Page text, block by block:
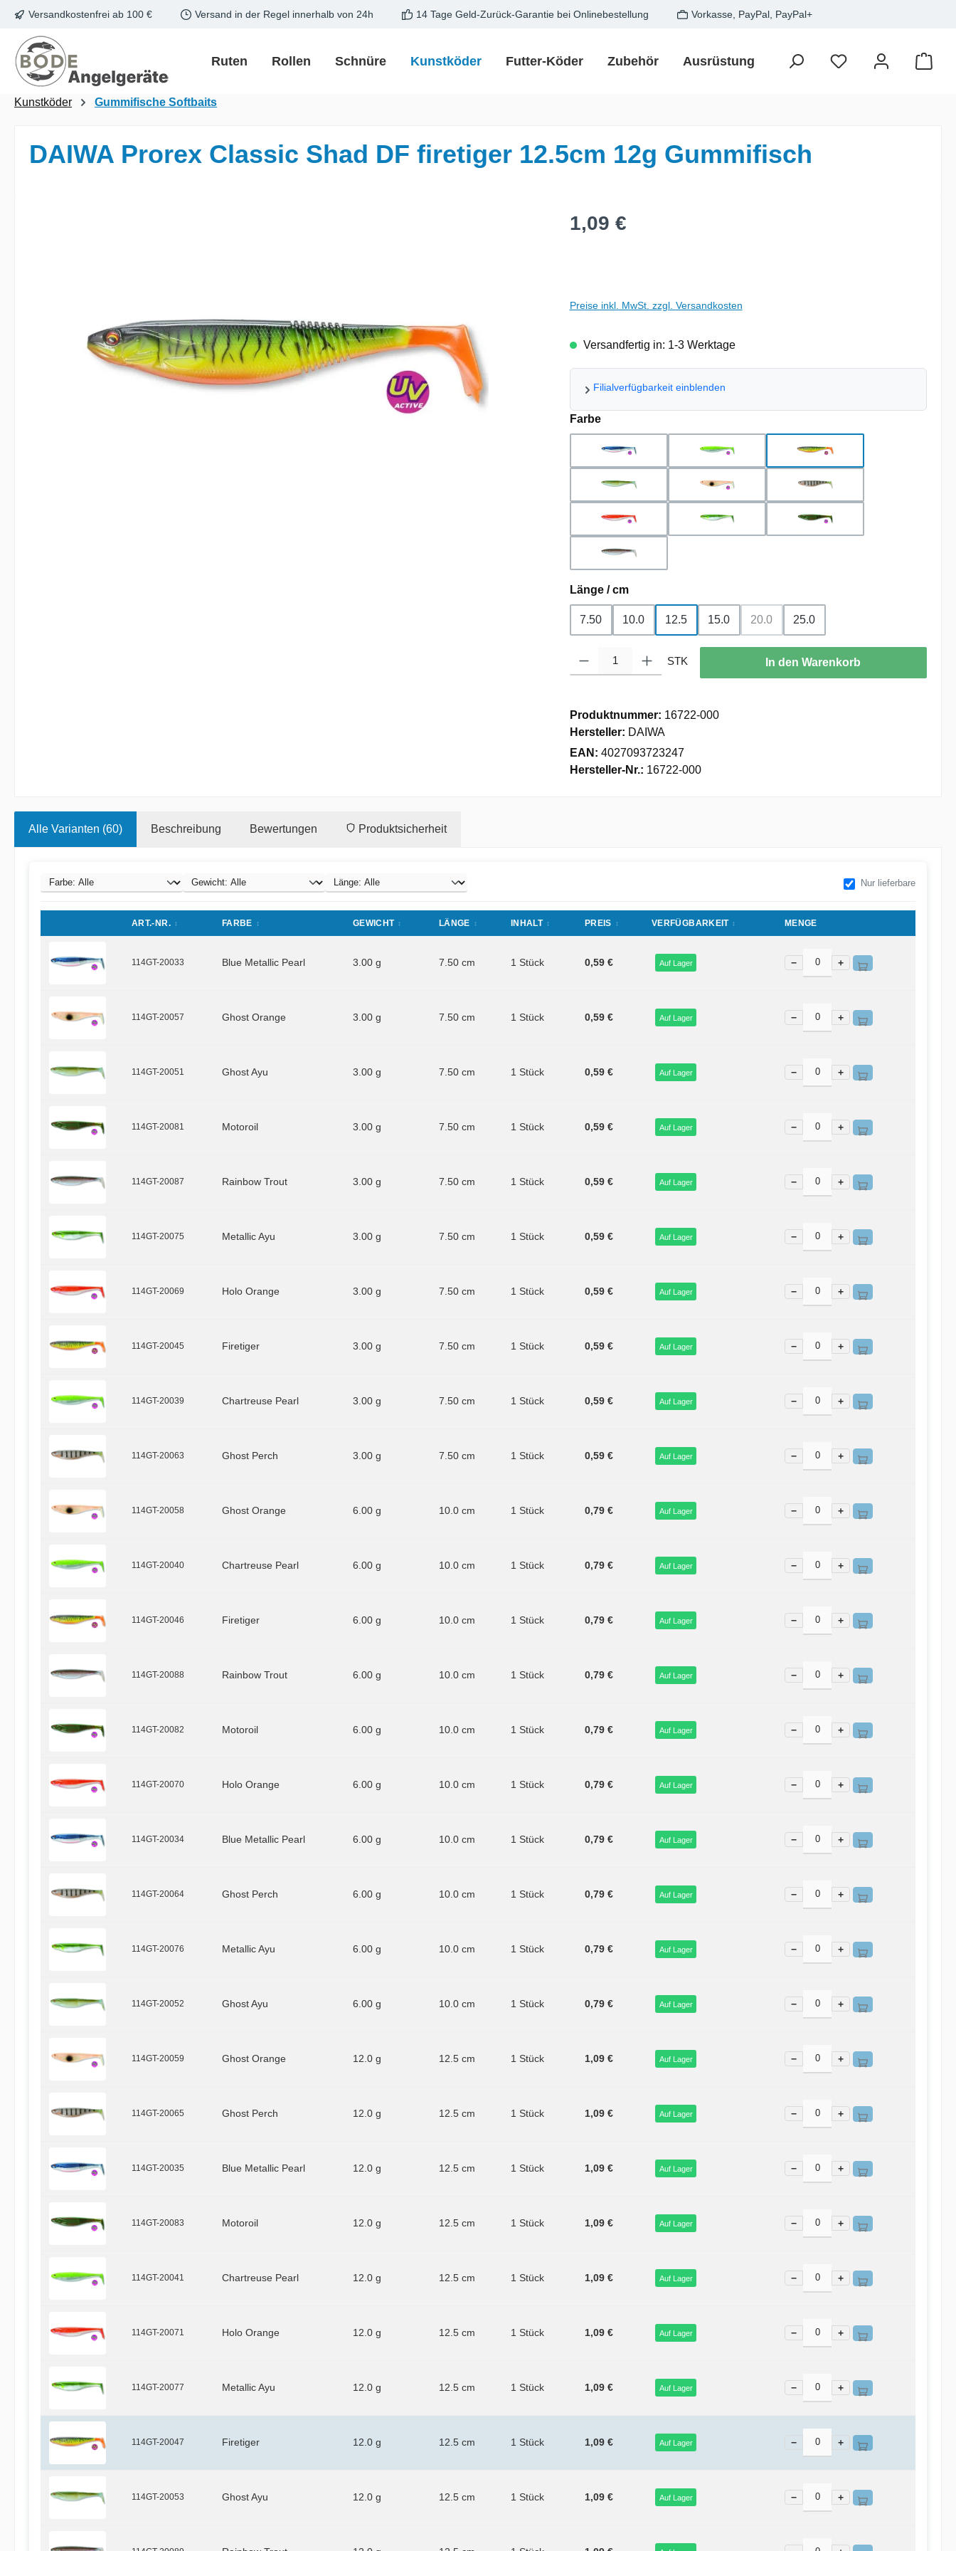
Hauptinhalt springen
Zur Suche springen
Zur Hauptnavigation springen
Versandkostenfrei ab 100 € Versand in der Regel innerhalb von 24h 14 Tage Geld-Zurück-Garantie bei Onlinebestellung Vorkasse, PayPal, PayPal+
Ruten Rollen Schnüre Kunstköder Futter-Köder Zubehör Ausrüstung Zielfisch SALE
Kunstköder Gummifische Softbaits
DAIWA Prorex Classic Shad DF firetiger 12.5cm 12g Gummifisch
Regulärer Preis:
1,09 €
Preise inkl. MwSt. zzgl. Versandkosten
Versandfertig in: 1-3 Werktage
Filialverfügbarkeit einblenden
Farbeauswählen
blue metallic pearl chartreuse pearl firetiger
ghost ayu ghost orange ghost perch
holo orange metallic ayu motor oil
rainbow trout
Länge / cmauswählen
7.50 10.0 12.5 15.0 20.0 25.0
Produkt Anzahl: Gib den gewünschten Wert ein oder benutze die Schaltflächen um
STK In den Warenkorb
Produktnummer: 16722-000
Hersteller: DAIWA
EAN: 4027093723247
Hersteller-Nr.: 16722-000
Alle Varianten (60) Beschreibung Bewertungen Produktsicherheit
Nur lieferbare
ART.-NR. FARBE GEWICHT LÄNGE INHALT PREIS VERFÜGBARKEIT MENGE
114GT-20033 Blue Metallic Pearl 3.00 g 7.50 cm 1 Stück 0,59 € Auf Lager − +
114GT-20057 Ghost Orange 3.00 g 7.50 cm 1 Stück 0,59 € Auf Lager − +
114GT-20051 Ghost Ayu 3.00 g 7.50 cm 1 Stück 0,59 € Auf Lager − +
114GT-20081 Motoroil 3.00 g 7.50 cm 1 Stück 0,59 € Auf Lager − +
114GT-20087 Rainbow Trout 3.00 g 7.50 cm 1 Stück 0,59 € Auf Lager − +
114GT-20075 Metallic Ayu 3.00 g 7.50 cm 1 Stück 0,59 € Auf Lager − +
114GT-20069 Holo Orange 3.00 g 7.50 cm 1 Stück 0,59 € Auf Lager − +
114GT-20045 Firetiger 3.00 g 7.50 cm 1 Stück 0,59 € Auf Lager − +
114GT-20039 Chartreuse Pearl 3.00 g 7.50 cm 1 Stück 0,59 € Auf Lager − +
114GT-20063 Ghost Perch 3.00 g 7.50 cm 1 Stück 0,59 € Auf Lager − +
114GT-20058 Ghost Orange 6.00 g 10.0 cm 1 Stück 0,79 € Auf Lager − +
114GT-20040 Chartreuse Pearl 6.00 g 10.0 cm 1 Stück 0,79 € Auf Lager − +
114GT-20046 Firetiger 6.00 g 10.0 cm 1 Stück 0,79 € Auf Lager − +
114GT-20088 Rainbow Trout 6.00 g 10.0 cm 1 Stück 0,79 € Auf Lager − +
114GT-20082 Motoroil 6.00 g 10.0 cm 1 Stück 0,79 € Auf Lager − +
114GT-20070 Holo Orange 6.00 g 10.0 cm 1 Stück 0,79 € Auf Lager − +
114GT-20034 Blue Metallic Pearl 6.00 g 10.0 cm 1 Stück 0,79 € Auf Lager − +
114GT-20064 Ghost Perch 6.00 g 10.0 cm 1 Stück 0,79 € Auf Lager − +
114GT-20076 Metallic Ayu 6.00 g 10.0 cm 1 Stück 0,79 € Auf Lager − +
114GT-20052 Ghost Ayu 6.00 g 10.0 cm 1 Stück 0,79 € Auf Lager − +
114GT-20059 Ghost Orange 12.0 g 12.5 cm 1 Stück 1,09 € Auf Lager − +
114GT-20065 Ghost Perch 12.0 g 12.5 cm 1 Stück 1,09 € Auf Lager − +
114GT-20035 Blue Metallic Pearl 12.0 g 12.5 cm 1 Stück 1,09 € Auf Lager − +
114GT-20083 Motoroil 12.0 g 12.5 cm 1 Stück 1,09 € Auf Lager − +
114GT-20041 Chartreuse Pearl 12.0 g 12.5 cm 1 Stück 1,09 € Auf Lager − +
114GT-20071 Holo Orange 12.0 g 12.5 cm 1 Stück 1,09 € Auf Lager − +
114GT-20077 Metallic Ayu 12.0 g 12.5 cm 1 Stück 1,09 € Auf Lager − +
114GT-20047 Firetiger 12.0 g 12.5 cm 1 Stück 1,09 € Auf Lager − +
114GT-20053 Ghost Ayu 12.0 g 12.5 cm 1 Stück 1,09 € Auf Lager − +